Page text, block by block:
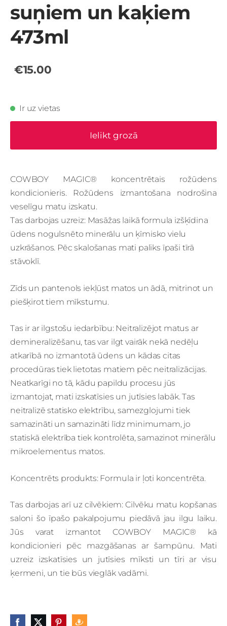
suņiem un kaķiem
473ml
€15.00
Ir uz vietas
Ielikt grozā
COWBOY MAGIC® koncentrētais rožūdens
kondicionieris. Rožūdens izmantošana nodrošina
veselīgu matu izskatu.
Tas darbojas uzreiz: Masāžas laikā formula izšķīdina
ūdens nogulsnēto minerālu un ķīmisko vielu
uzkrāšanos. Pēc skalošanas mati paliks īpaši tīrā
stāvoklī.
Zīds un pantenols iekļūst matos un ādā, mitrinot un
piešķirot tiem mīkstumu.
Tas ir ar ilgstošu iedarbību: Neitralizējot matus ar
demineralizēšanu, tas var ilgt vairāk nekā nedēļu
atkarībā no izmantotā ūdens un kādas citas
procedūras tiek lietotas matiem pēc neitralizācijas.
Neatkarīgi no tā, kādu papildu procesu jūs
izmantojat, mati izskatīsies un jutīsies labāk. Tas
neitralizē statisko elektrību, samezglojumi tiek
samazināti un samazināti līdz minimumam, jo
statiskā elektrība tiek kontrolēta, samazinot minerālu
mikroelementus matos.
Koncentrēts produkts: Formula ir ļoti koncentrēta.
Tas darbojas arī uz cilvēkiem: Cilvēku matu kopšanas
saloni šo īpašo pakalpojumu piedāvā jau ilgu laiku.
Jūs varat izmantot COWBOY MAGIC® kā
kondicionieri pēc mazgāšanas ar šampūnu. Mati
uzreiz izskatīsies un jutīsies mīksti un tīri ar visu
ķermeni, un tie būs vieglāk vadāmi.